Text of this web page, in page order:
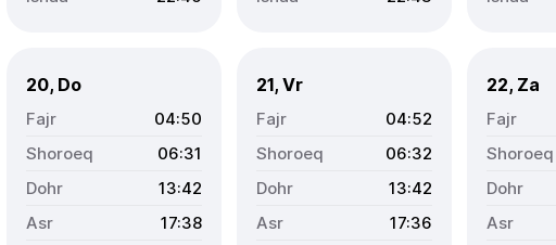
20, Do
04:50
06:31
13:42
17:38
21, Vr
04:52
06:32
13:42
17:36
22, Za